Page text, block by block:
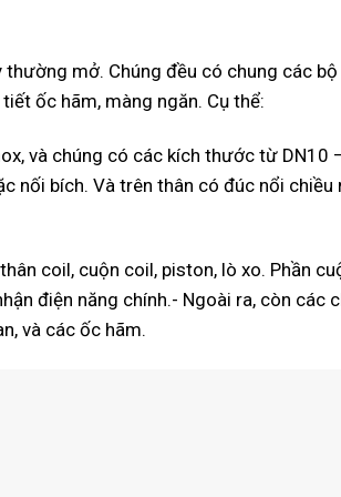
mở. Chúng đều có chung các bộ
ốc hãm, màng ngăn. Cụ thể:
và chúng có các kích thước từ DN10
nối bích. Và trên thân có đúc nổi chiều
coil, cuộn coil, piston, lò xo. Phần
điện năng chính.- Ngoài ra, còn các
và các ốc hãm.